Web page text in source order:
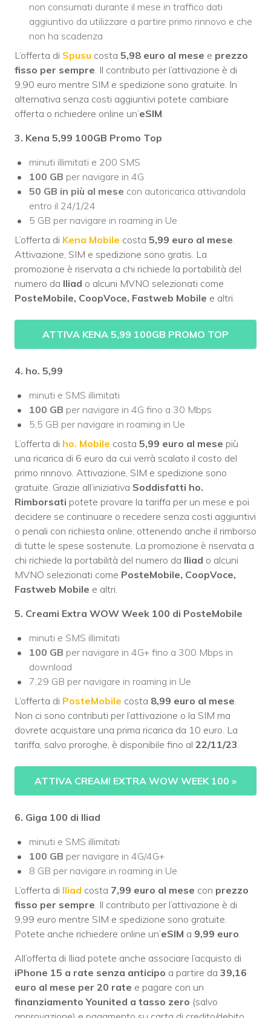
non consumati durante il mese in traffico dati
aggiuntivo da utilizzare a partire primo rinnovo e che
non ha scadenza
L’offerta di Spusu costa 5,98 euro al mese e prezzo
fisso per sempre. Il contributo per l’attivazione è di
9,90 euro mentre SIM e spedizione sono gratuite. In
alternativa senza costi aggiuntivi potete cambiare
offerta o richiedere online un’eSIM.
3. Kena 5,99 100GB Promo Top
minuti illimitati e 200 SMS
100 GB per navigare in 4G
50 GB in più al mese con autoricarica attivandola
entro il 24/1/24
5 GB per navigare in roaming in Ue
L’offerta di Kena Mobile costa 5,99 euro al mese.
Attivazione, SIM e spedizione sono gratis. La
promozione è riservata a chi richiede la portabilità del
numero da Iliad o alcuni MVNO selezionati come
PosteMobile, CoopVoce, Fastweb Mobile e altri.
ATTIVA KENA 5,99 100GB PROMO TOP
4. ho. 5,99
minuti e SMS illimitati
100 GB per navigare in 4G fino a 30 Mbps
5,5 GB per navigare in roaming in Ue
L’offerta di ho. Mobile costa 5,99 euro al mese più
una ricarica di 6 euro da cui verrà scalato il costo del
primo rinnovo. Attivazione, SIM e spedizione sono
gratuite. Grazie all’iniziativa Soddisfatti ho.
Rimborsati potete provare la tariffa per un mese e poi
decidere se continuare o recedere senza costi aggiuntivi
o penali con richiesta online, ottenendo anche il rimborso
di tutte le spese sostenute. La promozione è riservata a
chi richiede la portabilità del numero da Iliad o alcuni
MVNO selezionati come PosteMobile, CoopVoce,
Fastweb Mobile e altri.
5. Creami Extra WOW Week 100 di PosteMobile
minuti e SMS illimitati
100 GB per navigare in 4G+ fino a 300 Mbps in
download
7,29 GB per navigare in roaming in Ue
L’offerta di PosteMobile costa 8,99 euro al mese.
Non ci sono contributi per l’attivazione o la SIM ma
dovrete acquistare una prima ricarica da 10 euro. La
tariffa, salvo proroghe, è disponibile fino al 22/11/23.
ATTIVA CREAMI EXTRA WOW WEEK 100 »
6. Giga 100 di Iliad
minuti e SMS illimitati
100 GB per navigare in 4G/4G+
8 GB per navigare in roaming in Ue
L’offerta di Iliad costa 7,99 euro al mese con prezzo
fisso per sempre. Il contributo per l’attivazione è di
9,99 euro mentre SIM e spedizione sono gratuite.
Potete anche richiedere online un’eSIM a 9,99 euro.
All’offerta di Iliad potete anche associare l’acquisto di
iPhone 15 a rate senza anticipo a partire da 39,16
euro al mese per 20 rate e pagare con un
finanziamento Younited a tasso zero (salvo